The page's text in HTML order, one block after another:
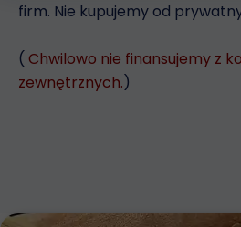
firm. Nie kupujemy od
( Chwilowo nie finansujemy z
zewnętrznych.)